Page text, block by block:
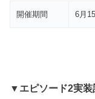
開催期間 6月
▼エピソード2実装